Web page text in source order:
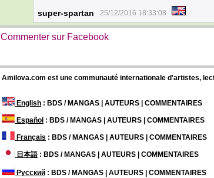
super-spartan 25/12/2016 18:33:08
Commenter sur Facebook
Amilova.com est une communauté internationale d'artistes,
English : BDS / MANGAS | AUTEURS | COMMENTAIRES
Español : BDS / MANGAS | AUTEURS | COMMENTAIRES
Français : BDS / MANGAS | AUTEURS | COMMENTAIRES
日本語: BDS / MANGAS | AUTEURS | COMMENTAIRES
Русский : BDS / MANGAS | AUTEURS | COMMENTAIRES